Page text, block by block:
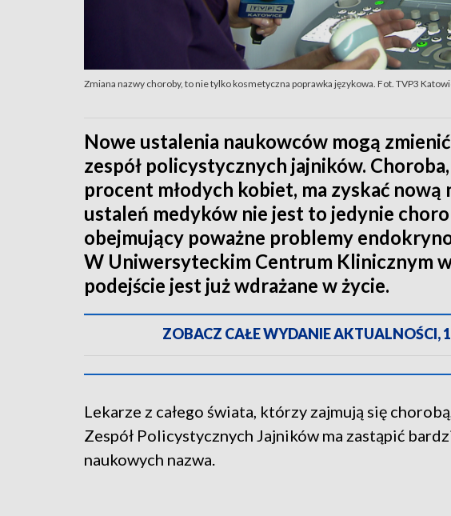
Zmiana nazwy choroby, to nie tylko kosmetyczna poprawka językowa. Fot. TVP3
Nowe ustalenia naukowców mogą
zespół policystycznych jajników.
procent młodych kobiet, ma zyskać nową
ustaleń medyków nie jest to jedynie
obejmujący poważne problemy
W Uniwersyteckim Centrum Klinicznym
podejście jest już wdrażane w życie.
ZOBACZ CAŁE WYDANIE AKTUALNOŚCI,
Lekarze z całego świata, którzy zajmują się
Zespół Policystycznych Jajników ma zastąpić
naukowych nazwa.